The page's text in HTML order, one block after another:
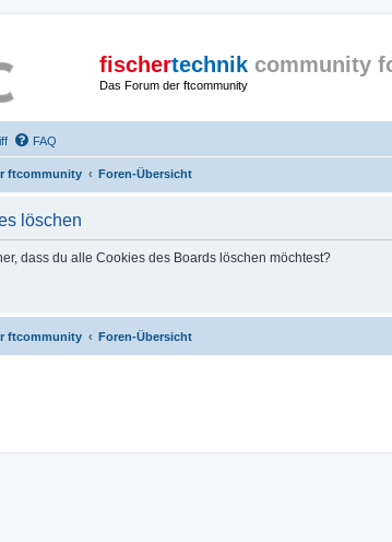
fischertechnik community
Das Forum der ftcommunity
FAQ
ftcommunity Foren-Übersicht
löschen
dass du alle Cookies des Boards löschen möchtest?
ftcommunity Foren-Übersicht